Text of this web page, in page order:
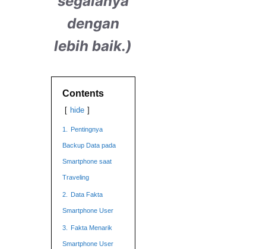
dengan
lebih baik.)
Contents
hide
1. Pentingnya
Backup Data pada
Smartphone saat
Traveling
2. Data Fakta
Smartphone User
3. Fakta Menarik
Smartphone User